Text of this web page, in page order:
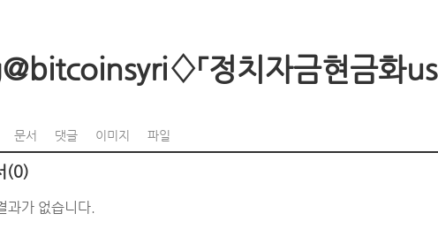
「정치자금현금화
문서 댓글 이미지 파일
(0)
과가 없습니다.